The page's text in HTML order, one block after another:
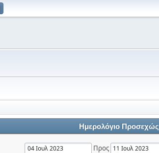
Ημερολόγιο Προσεχώς
Προς